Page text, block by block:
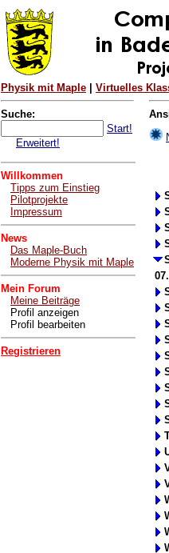
Physik mit Maple Virtuelles
Suche:
Start!
Erweitert!
Willkommen
Tipps zum Einstieg
Pilotprojekte
Impressum
News
Das Maple-Buch
Moderne Physik mit Maple
Mein Forum
Meine Beiträge
Profil anzeigen
Profil bearbeiten
Registrieren